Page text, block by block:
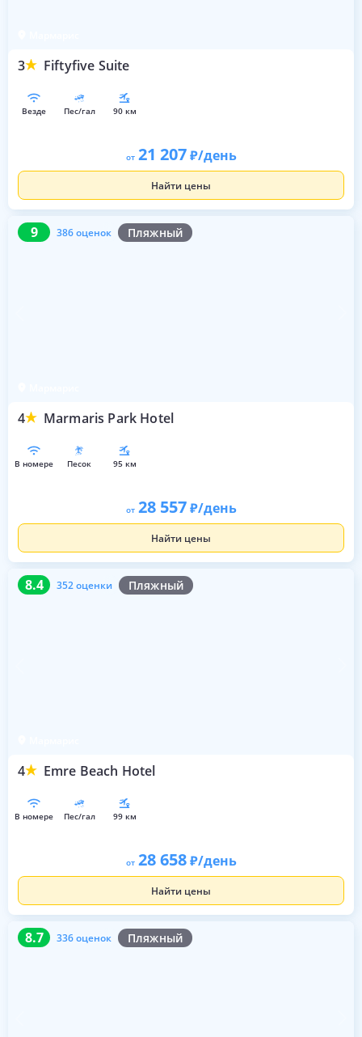
3 Fiftyfive Suite
везде пес/гал 90 км
от 21 207 /день
Найти цены
9 386 оценок Пляжный
4 Marmaris Park Hotel
9 386 оценок
в номере песок 95 км
от 28 557 /день
Найти цены
8.4 352 оценки Пляжный
4 Emre Beach Hotel
8.4 352 оценки
в номере пес/гал 99 км
от 28 658 /день
Найти цены
8.7 336 оценок Пляжный
8.7 336 оценок